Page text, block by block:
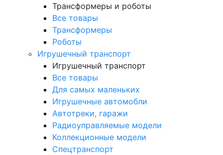
Трансформеры и роботы
Все товары
Трансформеры
Роботы
Игрушечный транспорт
Игрушечный транспорт
Все товары
Для самых маленьких
Игрушечные автомобли
Автотреки, гаражи
Радиоуправляемые модели
Коллекционные модели
Спецтранспорт